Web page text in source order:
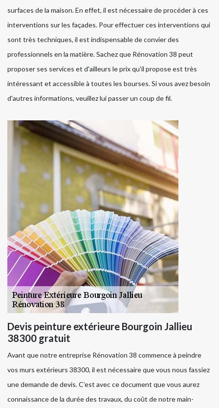
surfaces de la maison. En effet, il est nécessaire de procéder à ces
interventions sur les façades. Pour effectuer ces interventions qui
sont très techniques, il est indispensable de convier des
professionnels en la matière. Sachez que Rénovation 38 peut
proposer ses services et d'ailleurs le prix qu'il propose est très
intéressant et accessible à toutes les bourses. Si vous avez besoin
d'autres informations, veuillez lui passer un coup de fil.
Devis peinture extérieure Bourgoin Jallieu
38300 gratuit
Avant que notre entreprise Rénovation 38 commence à peindre
vos murs extérieurs 38300, il est nécessaire que vous nous fassiez
une demande de devis. C’est avec ce document que vous aurez
connaissance de la durée des travaux, du coût de notre main-